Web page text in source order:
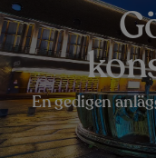
En gedigen